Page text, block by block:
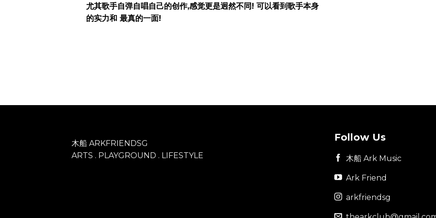
尤其歌手自弹自唱自己的创作,感觉更是迥然不同! 可以看到歌手本身
的实力和 最真的一面!
木船 ARKFRIENDSG
ARTS . PLAYGROUND . LIFESTYLE
Follow Us
木船 Ark Music
Ark Friend
arkfriendsg